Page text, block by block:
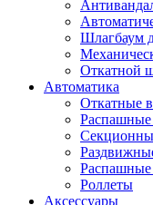
Шлагбаум
Откатной
Автоматика
Откатные
Распашные
Распашные
Роллеты
Аксессуары